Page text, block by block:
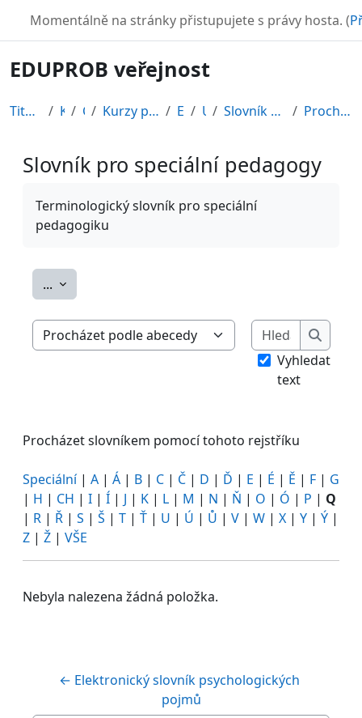
TURBO
Momentálně na stránky přistupujete s právy hosta. (
EDUPROB veřejnost
Titulní stránka Kurzy CDV Kurzy připravené v rámci ESF EDU-V Úvod Slovník pro speciální pedagogy Procházet podle abecedy
Slovník pro speciální pedagogy
Terminologický slovník pro speciální
pedagogiku
... Exportovat položky
Procházet slovníkem pomocí tohoto rejstříku
Hledat
Hledat
Vyhledat
text
Procházet slovníkem pomocí tohoto rejstříku
Speciální| A | Á | B | C | Č | D | Ď | E | É | Ě | F | G
| H | CH | I | Í | J | K | L | M | N | Ň | O | Ó | P | Q
| R | Ř | S | Š | T | Ť | U | Ú | Ů | V | W | X | Y | Ý |
Z | Ž | VŠE
Nebyla nalezena žádná položka.
← Elektronický slovník psychologických
pojmů